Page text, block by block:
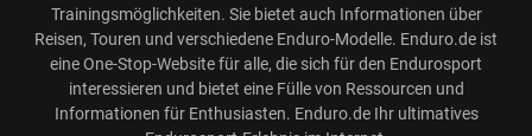
Trainingsmöglichkeiten. Sie bietet auch Informationen über
Reisen, Touren und verschiedene Enduro-Modelle. Enduro.de ist
eine One-Stop-Website für alle, die sich für den Endurosport
interessieren und bietet eine Fülle von Ressourcen und
Informationen für Enthusiasten. Enduro.de Ihr ultimatives